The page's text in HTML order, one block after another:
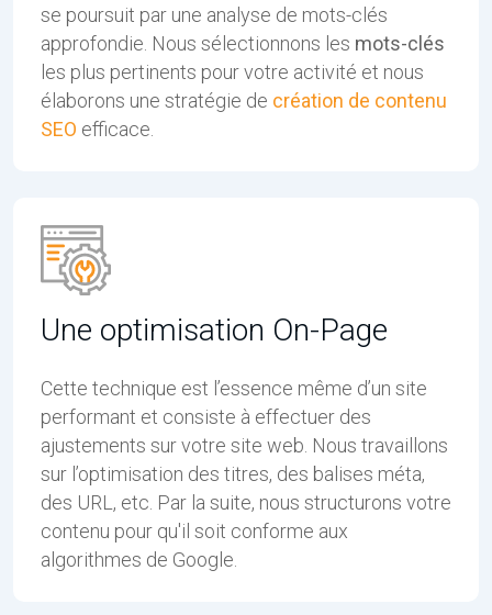
se poursuit par une analyse de mots-clés
approfondie. Nous sélectionnons les mots-clés
les plus pertinents pour votre activité et nous
élaborons une stratégie de création de contenu
SEO efficace.
Une optimisation On-Page
Cette technique est l’essence même d’un site
performant et consiste à effectuer des
ajustements sur votre site web. Nous travaillons
sur l’optimisation des titres, des balises méta,
des URL, etc. Par la suite, nous structurons votre
contenu pour qu'il soit conforme aux
algorithmes de Google.